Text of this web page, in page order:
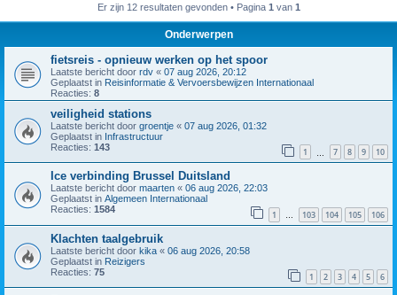
Er zijn 12 resultaten gevonden • Pagina 1 van 1
Onderwerpen
fietsreis - opnieuw werken op het spoor
Laatste bericht door rdv « 07 aug 2026, 20:12
Geplaatst in Reisinformatie & Vervoersbewijzen Internationaal
Reacties: 8
veiligheid stations
Laatste bericht door groentje « 07 aug 2026, 01:32
Geplaatst in Infrastructuur
Reacties: 143 1 7 8 9 10
Ice verbinding Brussel Duitsland
Laatste bericht door maarten « 06 aug 2026, 22:03
Geplaatst in Algemeen Internationaal
Reacties: 1584 1 … 103 104 105 106
Klachten taalgebruik
Laatste bericht door kika « 06 aug 2026, 20:58
Geplaatst in Reizigers
Reacties: 75 1 2 3 4 5 6